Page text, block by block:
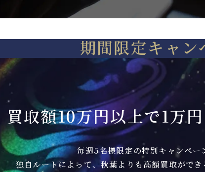
期間限定キャン
買取額10万円以上で1万
毎週5名様限定の特別キャンペー
独自ルートによって、秋葉よりも高額買取ができ